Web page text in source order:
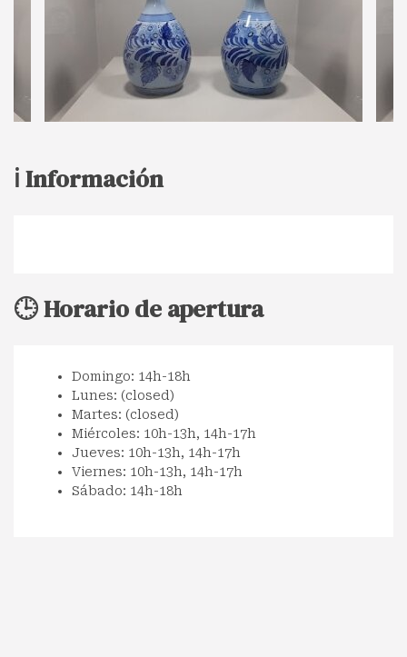
ℹ️ Información
🕒 Horario de apertura
Domingo: 14h-18h
Lunes: (closed)
Martes: (closed)
Miércoles: 10h-13h, 14h-17h
Jueves: 10h-13h, 14h-17h
Viernes: 10h-13h, 14h-17h
Sábado: 14h-18h